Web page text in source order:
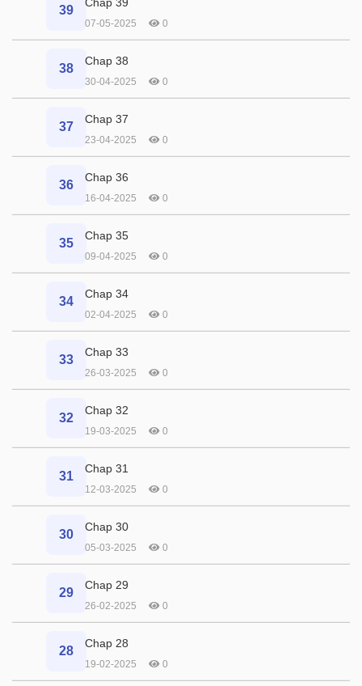
39
07-05-2025 0
38
Chap 38
30-04-2025 0
37
Chap 37
23-04-2025 0
36
Chap 36
16-04-2025 0
35
Chap 35
09-04-2025 0
34
Chap 34
02-04-2025 0
33
Chap 33
26-03-2025 0
32
Chap 32
19-03-2025 0
31
Chap 31
12-03-2025 0
30
Chap 30
05-03-2025 0
29
Chap 29
26-02-2025 0
28
Chap 28
19-02-2025 0